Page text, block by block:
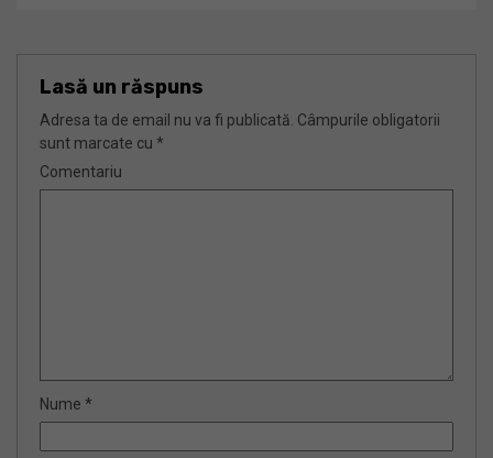
Lasă un răspuns
Adresa ta de email nu va fi publicată. Câmpurile obligatorii
sunt marcate cu *
Comentariu
Nume *